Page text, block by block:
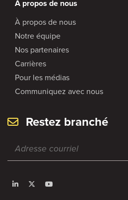
À propos de nous
À propos de nous
Notre équipe
Nos partenaires
Carrières
Pour les médias
Communiquez avec nous
Restez branché